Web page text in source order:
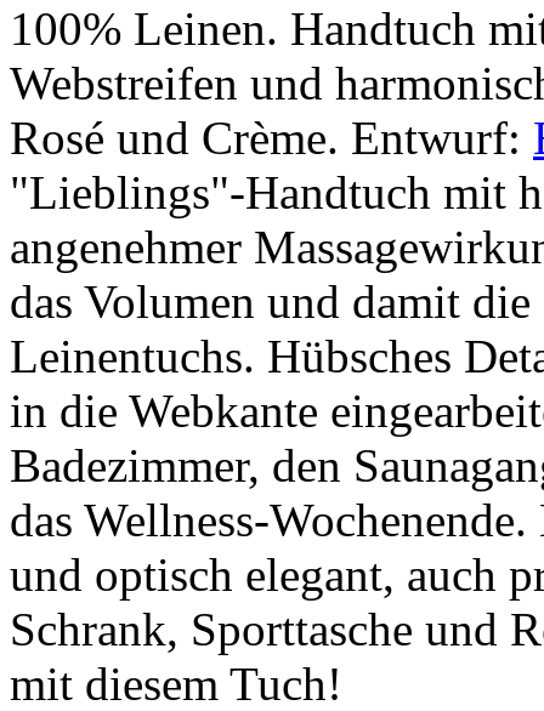
100% Leinen. Handtuch
Webstreifen und
Rosé und Crème. Entwurf:
"Lieblings"-Handtuch mit
angenehmer
das Volumen und damit
Leinentuchs. Hübsches
in die Webkante
Badezimmer, den
das Wellness-
und optisch elegant, auch
Schrank, Sporttasche und
mit diesem Tuch!